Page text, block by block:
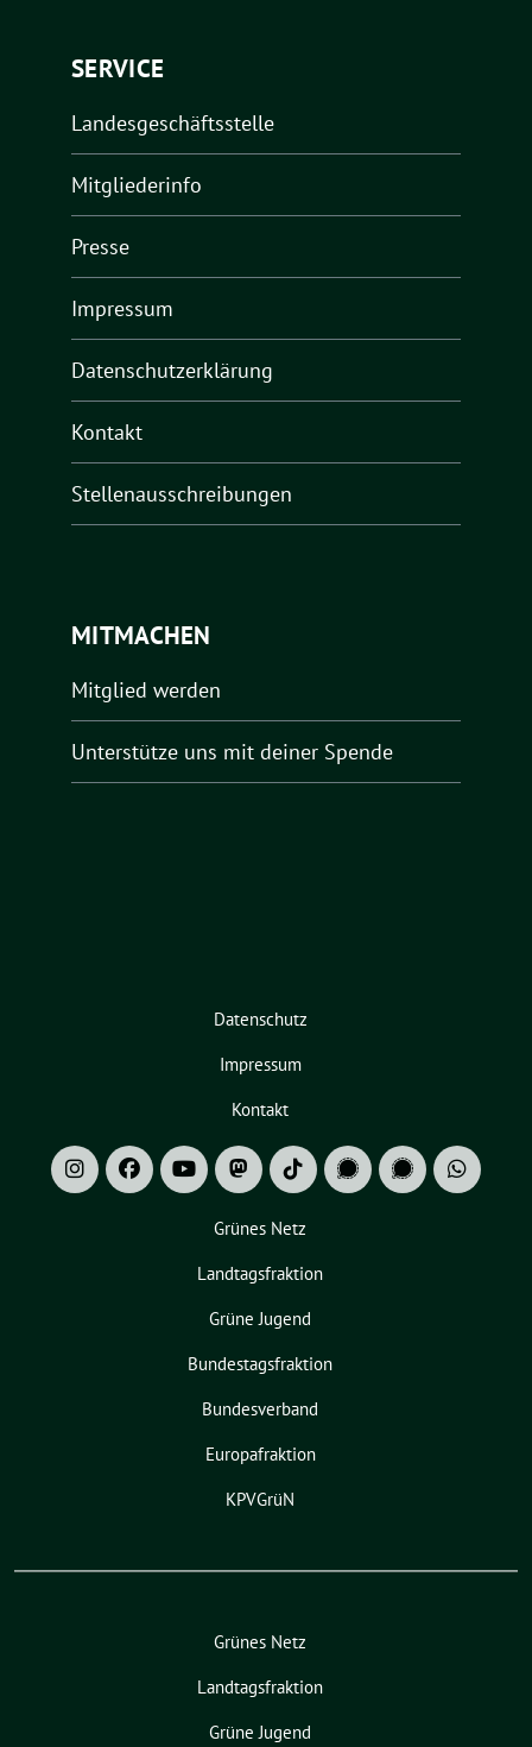
SERVICE
Landesgeschäftsstelle
Mitgliederinfo
Presse
Impressum
Datenschutzerklärung
Kontakt
Stellenausschreibungen
MITMACHEN
Mitglied werden
Unterstütze uns mit deiner Spende
Datenschutz
Impressum
Kontakt
Grünes Netz
Landtagsfraktion
Grüne Jugend
Bundestagsfraktion
Bundesverband
Europafraktion
KPVGrüN
Grünes Netz
Landtagsfraktion
Grüne Jugend